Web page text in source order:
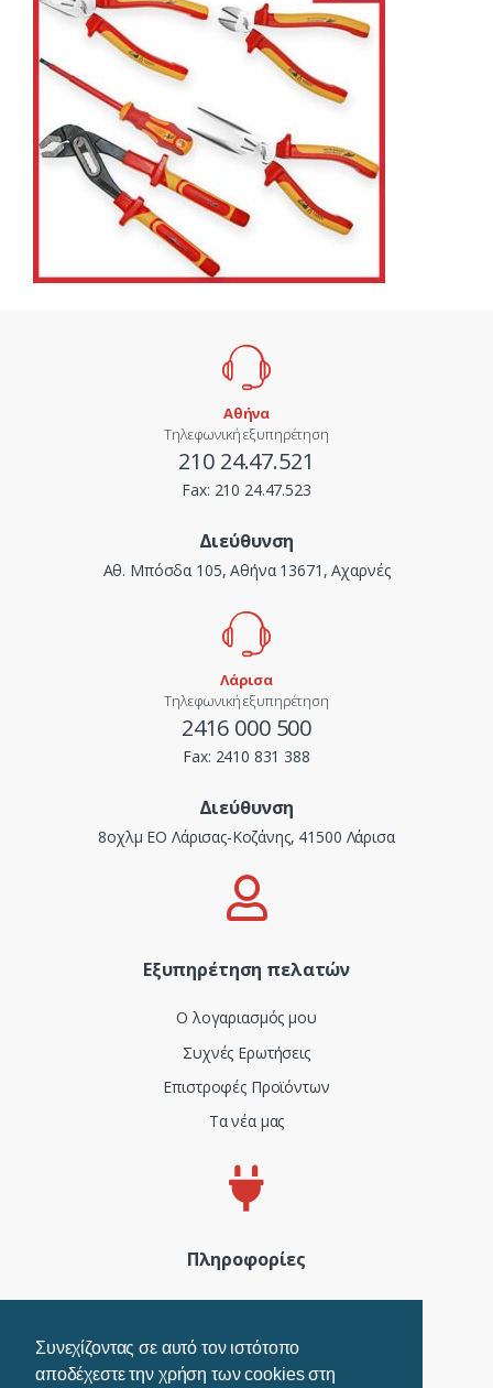
Συνεχίζοντας σε αυτό τον ιστότοπο
αποδέχεστε την χρήση των cookies στη
Αθήνα
Τηλεφωνική εξυπηρέτηση
210 24.47.521
Fax: 210 24.47.523
Διεύθυνση
Αθ. Μπόσδα 105, Αθήνα 13671, Αχαρνές
Λάρισα
Τηλεφωνική εξυπηρέτηση
2416 000 500
Fax: 2410 831 388
Διεύθυνση
8οχλμ ΕΟ Λάρισας-Κοζάνης, 41500 Λάρισα
Εξυπηρέτηση πελατών
Ο λογαριασμός μου
Συχνές Ερωτήσεις
Επιστροφές Προϊόντων
Τα νέα μας
Πληροφορίες
Όροι Χρήσης
Τρόποι Πληρωμής